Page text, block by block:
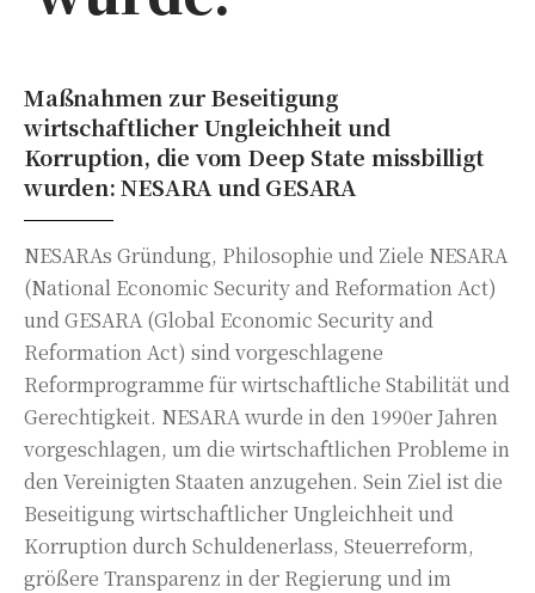
Maßnahmen zur Beseitigung
wirtschaftlicher Ungleichheit und
Korruption, die vom Deep State missbilligt
wurden: NESARA und GESARA
NESARAs Gründung, Philosophie und Ziele NESARA
(National Economic Security and Reformation Act)
und GESARA (Global Economic Security and
Reformation Act) sind vorgeschlagene
Reformprogramme für wirtschaftliche Stabilität und
Gerechtigkeit. NESARA wurde in den 1990er Jahren
vorgeschlagen, um die wirtschaftlichen Probleme in
den Vereinigten Staaten anzugehen. Sein Ziel ist die
Beseitigung wirtschaftlicher Ungleichheit und
Korruption durch Schuldenerlass, Steuerreform,
größere Transparenz in der Regierung und im